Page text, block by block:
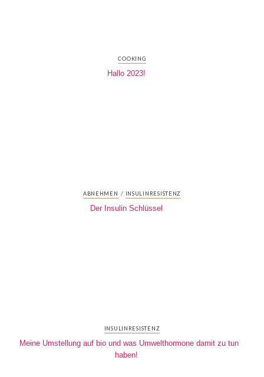
COOKING
Hallo 2023!
ABNEHMEN / INSULINRESISTENZ
Der Insulin Schlüssel
INSULINRESISTENZ
Meine Umstellung auf bio und was Umwelthormone damit zu tun
haben!